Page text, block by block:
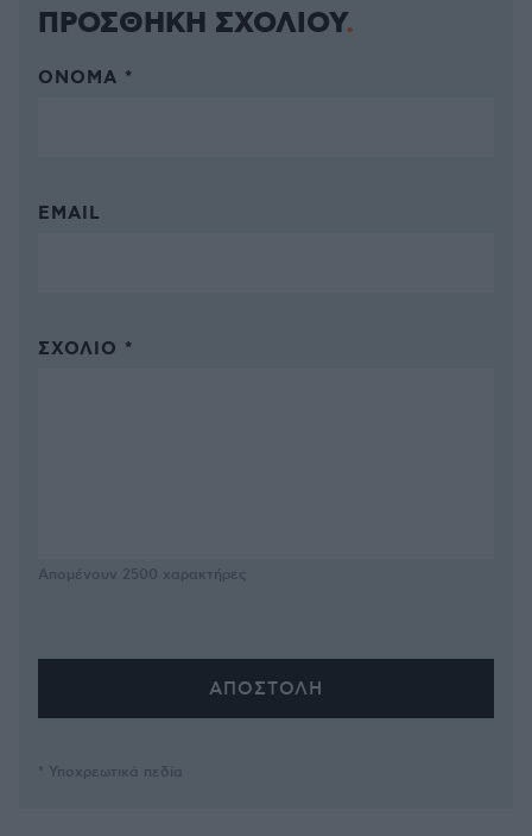
ΠΡΟΣΘΗΚΗ ΣΧΟΛΙΟΥ
ΌΝΟΜΑ *
EMAIL
ΣΧΌΛΙΟ *
Απομένουν 2500 χαρακτήρες
* Υποχρεωτικά πεδία